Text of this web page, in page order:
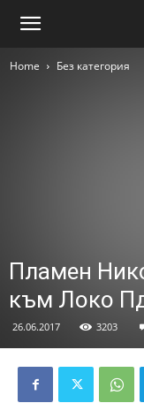
Home Без категория
Пламен
към Локо
26.06.2017 3203